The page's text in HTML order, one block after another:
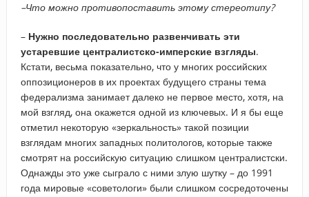
–​Что можно противопоставить этому стереотипу?
– Нужно последовательно развенчивать эти
устаревшие централистско-имперские взгляды.
Кстати, весьма показательно, что у многих российских
оппозиционеров в их проектах будущего страны тема
федерализма занимает далеко не первое место, хотя, на
мой взгляд, она окажется одной из ключевых. И я бы еще
отметил некоторую «зеркальность» такой позиции
взглядам многих западных политологов, которые также
смотрят на российскую ситуацию слишком централистски.
Однажды это уже сыграло с ними злую шутку – до 1991
года мировые «советологи» были слишком сосредоточены